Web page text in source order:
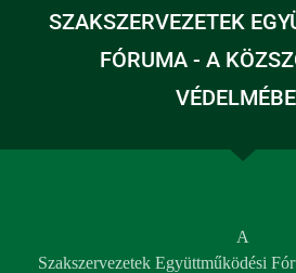
SZAKSZERVEZETEK
FÓRUMA - A
A
Szakszervezetek Együttműködési